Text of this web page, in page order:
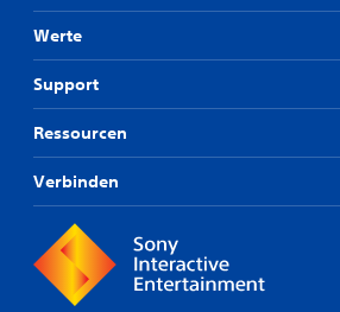
Werte
Support
Ressourcen
Verbinden